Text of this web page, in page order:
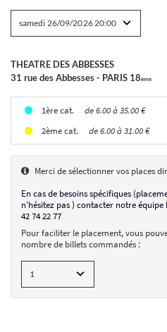
BEN DUKE 1
The Last Hamlet
THEATRE DES ABBESSES
31 rue des Abbesses - PARIS 18
Placement numéroté
de 6.00 à 35.00 €
THEATRE DES ABBESSES
31 rue des Abbesses - PARIS 18ème
1ère cat. de 6.00 à 35.00 €
2ème cat.
de 6.00 à 31.00 €
Merci de sélectionner vos places
En cas de besoins spécifiques
n'hésitez pas ) contacter notre
42 74 22 77
Pour faciliter le placement, vous
nombre de billets commandés :